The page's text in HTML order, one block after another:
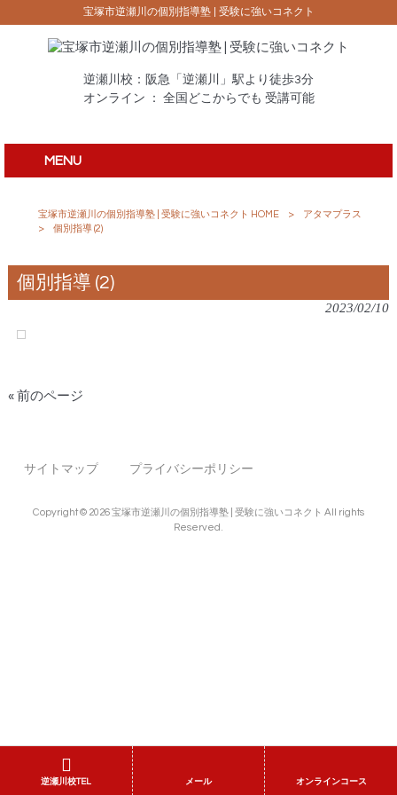
宝塚市逆瀬川の個別指導塾 | 受験に強いコネクト
逆瀬川校：阪急「逆瀬川」駅より徒歩3分
オンライン ： 全国どこからでも 受講可能
MENU
宝塚市逆瀬川の個別指導塾 | 受験に強いコネクト HOME >
アタマプラス
>
個別指導 (2)
個別指導 (2)
2023/02/10
« 前のページ
サイトマップ プライバシーポリシー
Copyright © 2026 宝塚市逆瀬川の個別指導塾 | 受験に強いコネクト All rights
Reserved.
逆瀬川校TEL メール オンラインコース